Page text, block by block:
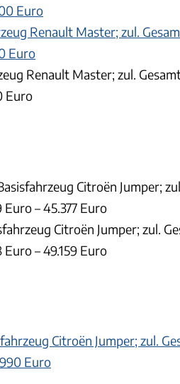
Euro
Renault Master; zul.
Euro
Renault Master; zul.
Euro
Citroën Jumper;
– 45.377 Euro
Citroën Jumper; zul.
– 49.159 Euro
Citroën Jumper; zul.
Euro